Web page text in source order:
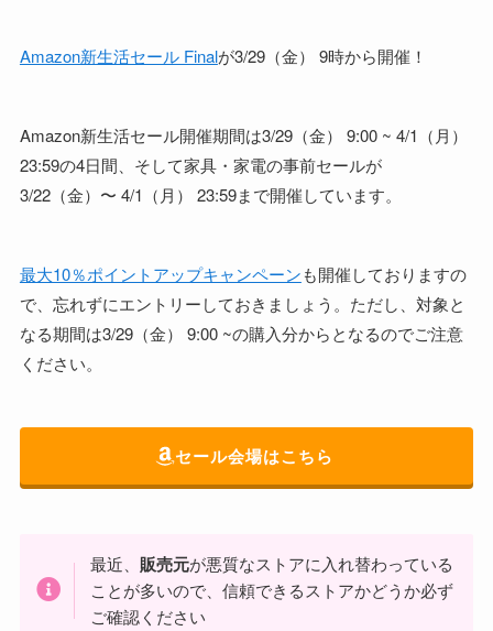
Amazon新生活セール Finalが3/29（金） 9時から開催！
Amazon新生活セール開催期間は3/29（金） 9:00 ~ 4/1（月）
23:59の4日間、そして家具・家電の事前セールが
3/22（金）〜 4/1（月） 23:59まで開催しています。
最大10％ポイントアップキャンペーンも開催しておりますの
で、忘れずにエントリーしておきましょう。ただし、対象と
なる期間は3/29（金） 9:00 ~の購入分からとなるのでご注意
ください。
セール会場はこちら
最近、 販売元が悪質なストアに入れ替わっている
ことが多いので、信頼できるストアかどうか必ず
ご確認ください